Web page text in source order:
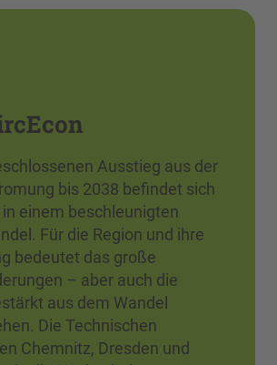
Ausstieg aus der
bis 2038 befindet sich
einem beschleunigten
Für die Region und ihre
bedeutet das große
– aber auch die
aus dem Wandel
Die Technischen
Chemnitz, Dresden und